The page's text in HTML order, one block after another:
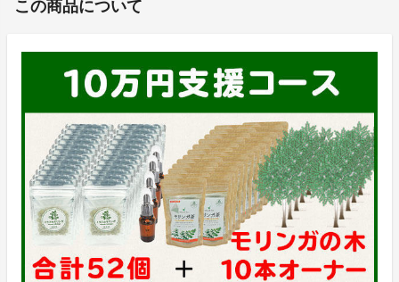
この商品について